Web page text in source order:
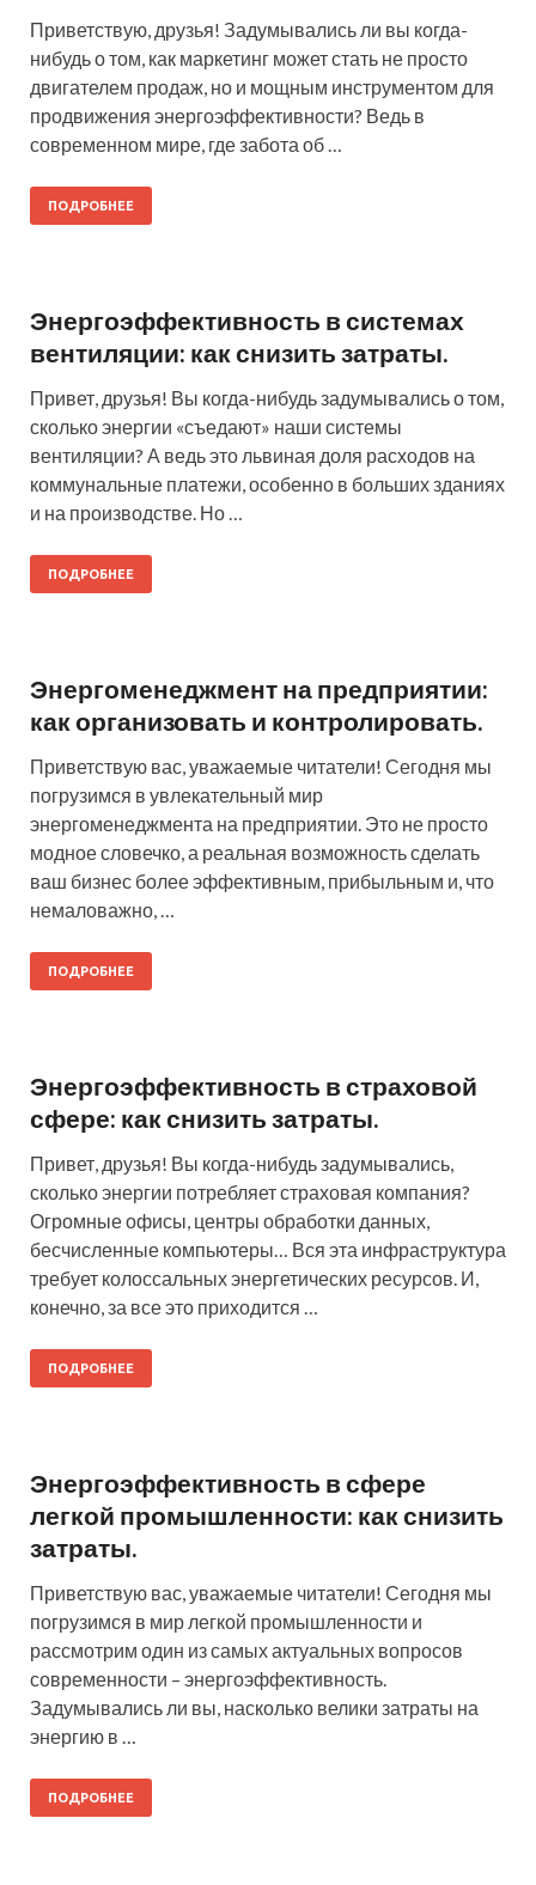
Приветствую, друзья! Задумывались ли вы когда-
нибудь о том, как маркетинг может стать не просто
двигателем продаж, но и мощным инструментом для
продвижения энергоэффективности? Ведь в
современном мире, где забота об …
ПОДРОБНЕЕ
Энергоэффективность в системах
вентиляции: как снизить затраты.
Привет, друзья! Вы когда-нибудь задумывались о том,
сколько энергии «съедают» наши системы
вентиляции? А ведь это львиная доля расходов на
коммунальные платежи, особенно в больших зданиях
и на производстве. Но …
ПОДРОБНЕЕ
Энергоменеджмент на предприятии:
как организовать и контролировать.
Приветствую вас, уважаемые читатели! Сегодня мы
погрузимся в увлекательный мир
энергоменеджмента на предприятии. Это не просто
модное словечко, а реальная возможность сделать
ваш бизнес более эффективным, прибыльным и, что
немаловажно, …
ПОДРОБНЕЕ
Энергоэффективность в страховой
сфере: как снизить затраты.
Привет, друзья! Вы когда-нибудь задумывались,
сколько энергии потребляет страховая компания?
Огромные офисы, центры обработки данных,
бесчисленные компьютеры… Вся эта инфраструктура
требует колоссальных энергетических ресурсов. И,
конечно, за все это приходится …
ПОДРОБНЕЕ
Энергоэффективность в сфере
легкой промышленности: как снизить
затраты.
Приветствую вас, уважаемые читатели! Сегодня мы
погрузимся в мир легкой промышленности и
рассмотрим один из самых актуальных вопросов
современности – энергоэффективность.
Задумывались ли вы, насколько велики затраты на
энергию в …
ПОДРОБНЕЕ